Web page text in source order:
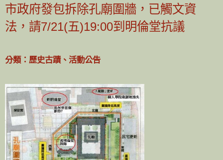
市政府發包拆除孔廟圍牆，已觸文資
法，請7/21(五)19:00到明倫堂抗議
分類：歷史古蹟、活動公告